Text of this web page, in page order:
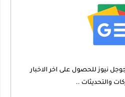
نيوز للحصول على اخر الاخبار
والتحديثات ..